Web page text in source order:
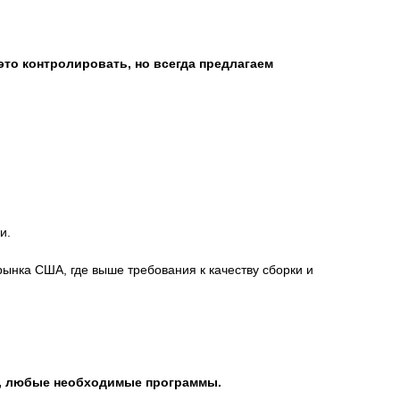
контролировать, но всегда предлагаем
США, где выше требования к качеству сборки и
любые необходимые программы.